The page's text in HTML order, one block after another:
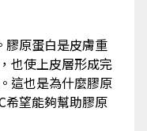
膠原蛋白是皮膚重
也使上皮層形成完
這也是為什麼膠原
希望能夠幫助膠原